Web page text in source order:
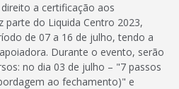
a certificação aos
parte do Liquida Centro 2023,
de 07 a 16 de julho, tendo a
Durante o evento, serão
no dia 03 de julho – "7 passos
ao fechamento)" e